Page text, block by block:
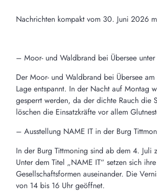
Nachrichten kompakt vom 30. Juni 2026
– Moor- und Waldbrand bei Übersee
Der Moor- und Waldbrand bei Übersee
Lage entspannt. In der Nacht auf Montag
gesperrt werden, da der dichte Rauch die
löschen die Einsatzkräfte vor allem
– Ausstellung NAME IT in der Burg
In der Burg Tittmoning sind ab dem 4. Juli
Unter dem Titel „NAME IT“ setzen sich
Gesellschaftsformen auseinander. Die
von 14 bis 16 Uhr geöffnet.